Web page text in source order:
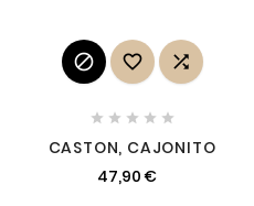
  
    
CASTON, CAJONITO
47,90 €